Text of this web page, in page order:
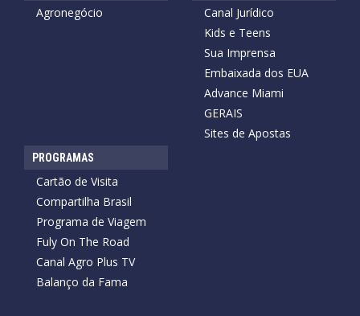
Agronegócio
Canal Jurídico
Kids e Teens
Sua Imprensa
Embaixada dos EUA
Advance Miami
GERAIS
Sites de Apostas
PROGRAMAS
Cartão de Visita
Compartilha Brasil
Programa de Viagem
Fuly On The Road
Canal Agro Plus TV
Balanço da Fama